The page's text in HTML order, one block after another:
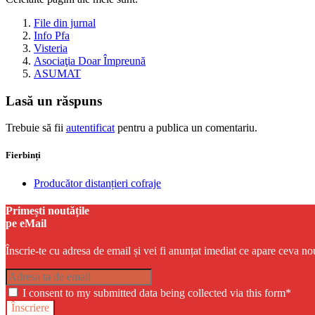
File din jurnal
Info Pfa
Visteria
Asociaţia Doar Împreună
ASUMAT
Lasă un răspuns
Trebuie să fii autentificat pentru a publica un comentariu.
Fierbinți
Producător distanțieri cofraje
Primești noutățile
pe eMail
Înscrie-te cu adresa de email și vei fi anunțat imediat ce apare ceva
I consent to my submitted data being collected via this form*